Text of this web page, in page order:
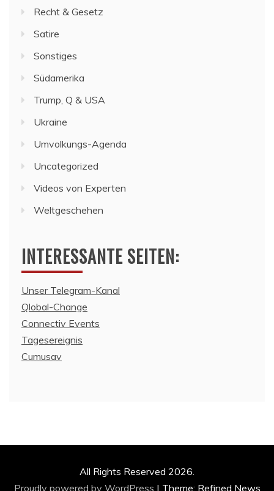
Recht & Gesetz
Satire
Sonstiges
Südamerika
Trump, Q & USA
Ukraine
Umvolkungs-Agenda
Uncategorized
Videos von Experten
Weltgeschehen
INTERESSANTE SEITEN:
Unser Telegram-Kanal
Qlobal-Change
Connectiv Events
Tagesereignis
Cumusav
All Rights Reserved 2026.
Proudly powered by WordPress | Theme: Refined News